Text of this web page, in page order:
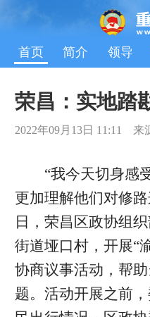
首页 简介 领导
荣昌：实地踏
2022年09月13日 11:11 来
“我今天切身感
更加理解他们对修
日，荣昌区政协组
街道垭口村，开展“
协商议事活动，帮
题。活动开展之前